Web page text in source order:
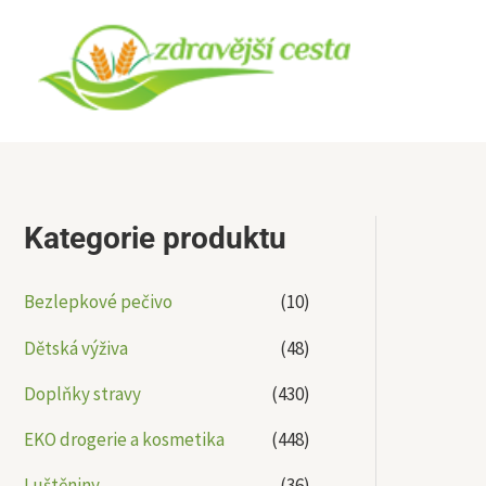
obsah
Kategorie produktu
Bezlepkové pečivo
(10)
Dětská výživa
(48)
Doplňky stravy
(430)
EKO drogerie a kosmetika
(448)